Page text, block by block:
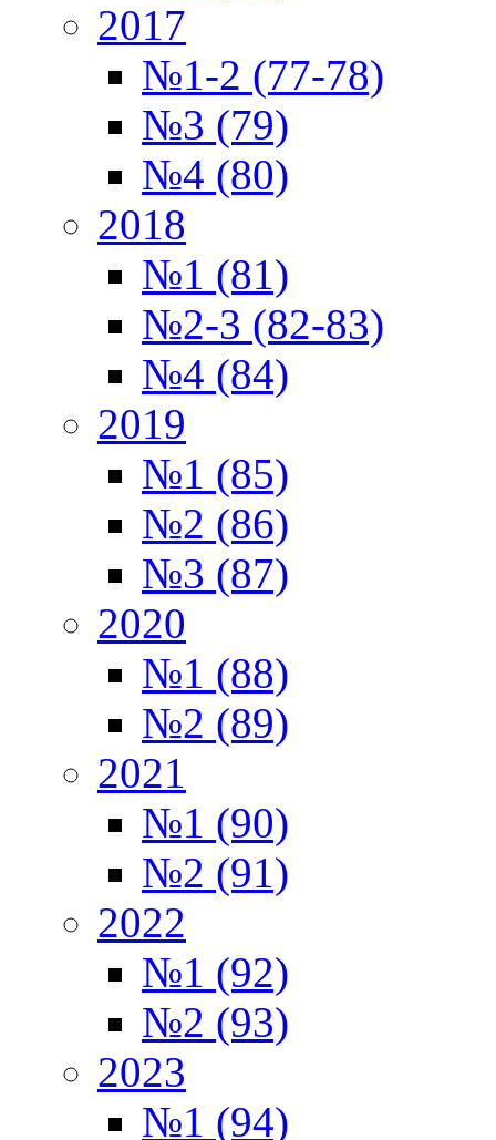
2017
№1-2 (77-78)
№3 (79)
№4 (80)
2018
№1 (81)
№2-3 (82-83)
№4 (84)
2019
№1 (85)
№2 (86)
№3 (87)
2020
№1 (88)
№2 (89)
2021
№1 (90)
№2 (91)
2022
№1 (92)
№2 (93)
2023
№1 (94)